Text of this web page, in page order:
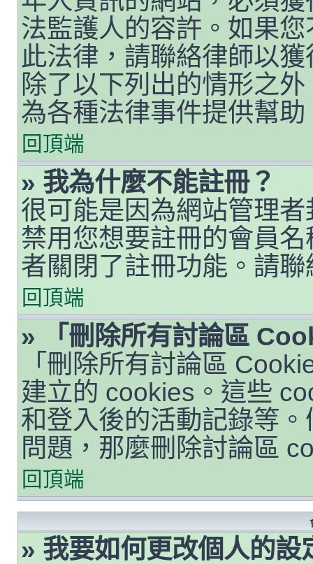
法監護人的容許。如果
此法律，請聯絡律師以
除了以下列出的情形之
為各種法律事件提供幫助
回頂端
» 我為什麼不能註冊？
很可能是因為網站管理
禁用您想要註冊的會員
者關閉了註冊功能。請
回頂端
» 「刪除所有討論區
「刪除所有討論區
建立的 cookies。這些
和登入後的活動記錄等
問題，那麼刪除討論區
回頂端
» 我要如何更改個人的設